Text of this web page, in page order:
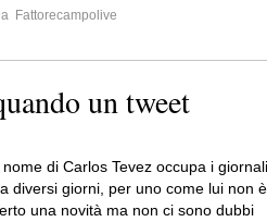
Fattorecampolive
un tweet
nome di Carlos Tevez occupa i giornali
diversi giorni, per uno come lui non è
una novità ma non ci sono dubbi